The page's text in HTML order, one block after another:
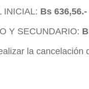
INICIAL: Bs 636,56.-
Y SECUNDARIO:
la cancelación